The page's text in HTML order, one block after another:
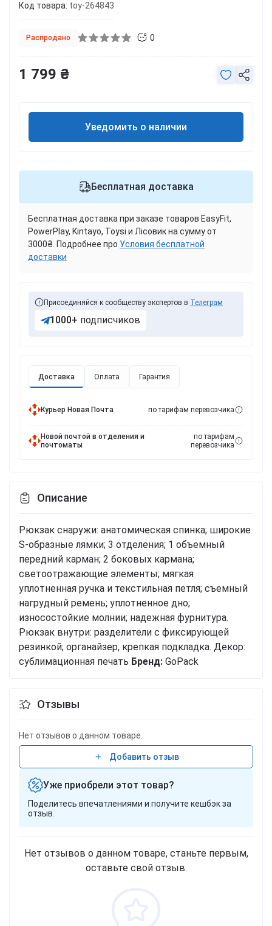
Код товара: toy-264843
Распродано 0
Доставка Оплата Гарантия
Курьер Новая Почта по тарифам перевозчика
Новой почтой в отделения и
почтоматы
по тарифам
перевозчика
1 799 ₴
Уведомить о наличии
Бесплатная доставка
Бесплатная доставка при заказе товаров EasyFit,
PowerPlay, Kintayo, Toysi и Лісовик на сумму от
3000₴. Подробнее про Условия бесплатной
доставки
Присоединяйся к сообществу экспертов в Телеграм
1000+ подписчиков
Описание
Рюкзак снаружи: анатомическая спинка; широкие
S-образные лямки; 3 отделения; 1 объемный
передний карман; 2 боковых кармана;
светоотражающие элементы; мягкая
уплотненная ручка и текстильная петля; съемный
нагрудный ремень; уплотненное дно;
износостойкие молнии; надежная фурнитура.
Рюкзак внутри: разделители с фиксирующей
резинкой; органайзер, крепкая подкладка. Декор:
сублимационная печать Бренд: GoPack
Отзывы
Нет отзывов о данном товаре.
Добавить отзыв
Уже приобрели этот товар?
Поделитесь впечатлениями и получите кешбэк за
отзыв.
Нет отзывов о данном товаре, станьте первым,
оставьте свой отзыв.